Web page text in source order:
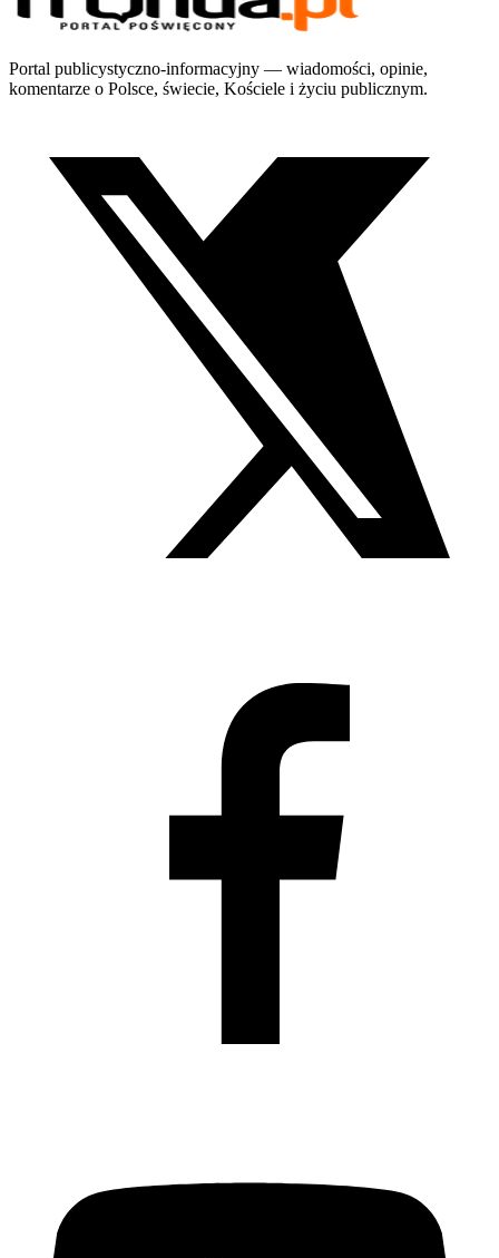
Portal publicystyczno-informacyjny — wiadomości, opinie,
komentarze o Polsce, świecie, Kościele i życiu publicznym.